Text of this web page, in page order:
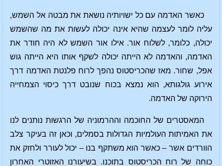
כאשר האדמה עם כל ישויותיה נושאת את מבטה אל השמש,
עליה לומר לעצמה שהיא אינה יכולה לעשות את מה שהשמש
יכולה, כלומר, לשלוח אור. אילו אור השמש לא היה חודר את
האדמה, והאדמה לא הייתה יכולה לשקף אותו היא הייתה גוש
אפל, שחור. מאז שהכריסטוס נהפך לרוח פלנטת האדמה דרך
אירוע גולגותא, הוא נמצא בכוח שנובט דרך כיסוי הצמחייה
הירוקה של האדמה.
המאסטרים של החוכמה וההרמוניה של הרגשות נותנים לנו
את האמיתות העולמיות הגדולות בסמלים, וכאן זה בעיקר צלב
הוורדים אשר – כאשר הוא משתקף בנו – יכול לעורר ולחזק את
כוחה של רוח הכריסטוס בתוכנו. בשיעורנו האזוטרי האחרון